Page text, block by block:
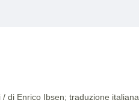
di Enrico Ibsen; traduzione italiana